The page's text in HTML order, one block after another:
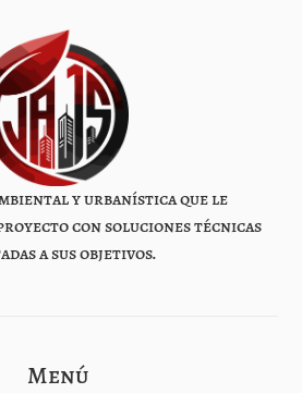
y urbanística que le
con soluciones técnicas
a sus objetivos.
Menú